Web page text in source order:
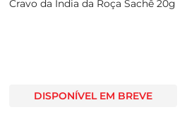
Cravo da Índia da Roça Sachê 20g
DISPONÍVEL EM BREVE